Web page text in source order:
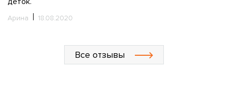
Арина 18.08.2020
Все отзывы